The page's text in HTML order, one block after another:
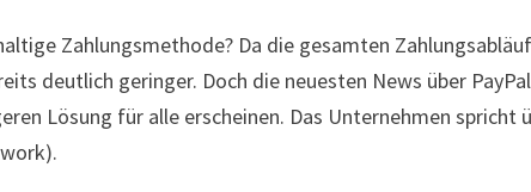
Zahlungsmethode? Da die gesamten
deutlich geringer. Doch die neuesten News über PayPal
Lösung für alle erscheinen. Das Unternehmen spricht